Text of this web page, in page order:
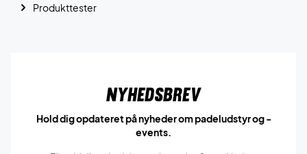
Produkttester
Nyhedsbrev
Hold dig opdateret på nyheder om padeludstyr og -
events.